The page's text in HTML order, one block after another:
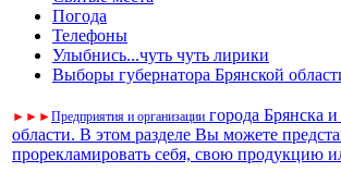
Погода
Телефоны
Улыбнись...чуть чуть лирики
Выборы губернатора Брянской
► ► ►Предприятия и организации города Брянска
области. В этом разделе Вы можете
прорекламировать себя, свою продукцию